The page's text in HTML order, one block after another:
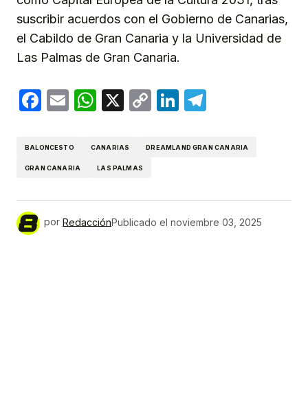
suscribir acuerdos con el Gobierno de Canarias,
el Cabildo de Gran Canaria y la Universidad de
Las Palmas de Gran Canaria.
Facebook
EmailWhatsApp
X
CopyLinkedIn
BALONCESTO CANARIAS DREAMLAND GRAN CANARIA
GRAN CANARIA LAS PALMAS
por RedacciónPublicado el noviembre 03, 2025